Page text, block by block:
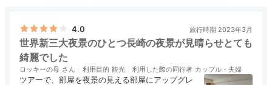
ムツイン ハーバービュー」
じられるお部屋です。心が安らぐ和室も選べますよ◎
4.0 旅行時期 2023年3月
世界新三大夜景のひとつ長崎の夜景が見晴らせとても
綺麗でした
ロッキーの母 利用目的 観光 利用した際の同行者 カップル・夫婦
ツアーで、部屋を夜景の見える部屋にアップグレ